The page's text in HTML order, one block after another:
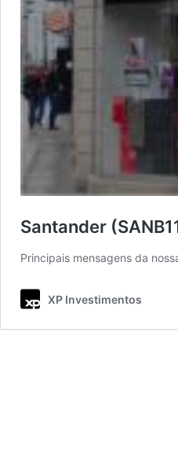
Santander
Principais mensagens da
XP Investimentos